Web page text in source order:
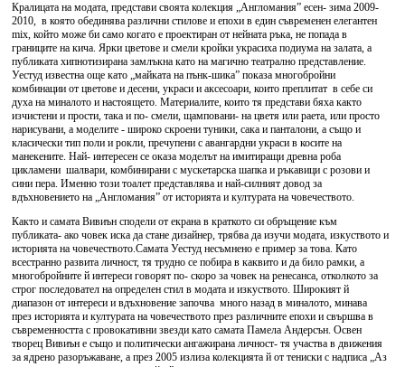
Кралицата на модата, представи своята колекция „Англомания” есен- зима 2009-
2010, в която обединява различни стилове и епохи в един съвременен елегантен
mix, който може би само когато е проектиран от нейната ръка, не попада в
границите на кича. Ярки цветове и смели кройки украсиха подиума на залата, а
публиката хипнотизирана замлъкна като на магично театрално представление.
Уестуд известна още като „майката на пънк-шика” показа многобройни
комбинации от цветове и десени, украси и аксесоари, които преплитат в себе си
духа на миналото и настоящето. Материалите, които тя представи бяха както
изчистени и прости, така и по- смели, щамповани- на цветя или раета, или просто
нарисувани, а моделите - широко скроени туники, сака и панталони, а също и
класически тип поли и рокли, пречупени с авангардни украси в косите на
манекените. Най- интересен се оказа моделът на имитиращи древна роба
цикламени шалвари, комбинирани с мускетарска шапка и ръкавици с розови и
сини пера. Именно този тоалет представлява и най-силният довод за
вдъхновението на „Англомания” от историята и културата на човечеството.
Както и самата Вивиън сподели от екрана в краткото си обръщение към
публиката- ако човек иска да стане дизайнер, трябва да изучи модата, изкуството и
историята на човечеството.Самата Уестуд несъмнено е пример за това. Като
всестранно развита личност, тя трудно се побира в каквито и да било рамки, а
многобройните й интереси говорят по- скоро за човек на ренесанса, отколкото за
строг последовател на определен стил в модата и изкуството. Широкият й
диапазон от интереси и вдъхновение започва много назад в миналото, минава
през историята и културата на човечеството през различните епохи и свършва в
съвременността с провокативни звезди като самата Памела Андерсън. Освен
творец Вивиън е също и политически ангажирана личност- тя участва в движения
за ядрено разоръжаване, а през 2005 излиза колекцията й от тениски с надписа „Аз